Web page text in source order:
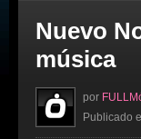
Nuevo
música
por
Publicado